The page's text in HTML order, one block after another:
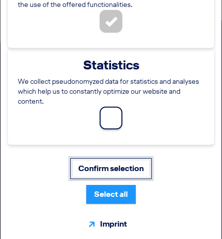
Wahlstation für
Rechtsreferendare (m/w/d) im
HR Management Cockpit und
Cabin Crews der Deutschen
Lufthansa AG mit Schwerpunkt
Arbeitsrecht und
Betriebsverfassungsrecht
Rechtsreferendariat
Personalmanagement Vollzeit
the use of the offered functionalities.
Statistics
We collect pseudonomyzed data for statistics and analyses
which help us to constantly optimize our website and
content.
Confirm selection
Select all
Imprint